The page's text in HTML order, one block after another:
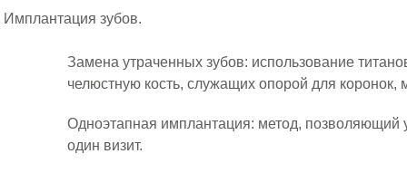
Имплантация зубов.
Замена утраченных зубов: использование
челюстную кость, служащих опорой для коронок,
Одноэтапная имплантация: метод, позволяющий
один визит.